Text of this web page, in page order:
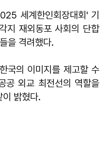
세계한인회장대회' 기
지 재외동포 사회의 단합
을 격려했다.
국의 이미지를 제고할 수
공 외교 최전선의 역할을
밝혔다.